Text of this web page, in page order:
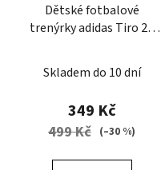
Dětské fotbalové
trenýrky adidas Tiro 26
Skladem do 10 dní
349 Kč
499 Kč (–30 %)